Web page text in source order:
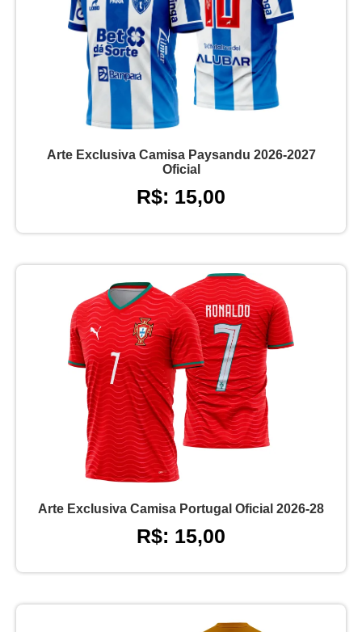
Arte Exclusiva Camisa Paysandu 2026-2027
Oficial
R$: 15,00
Arte Exclusiva Camisa Portugal Oficial 2026-28
R$: 15,00